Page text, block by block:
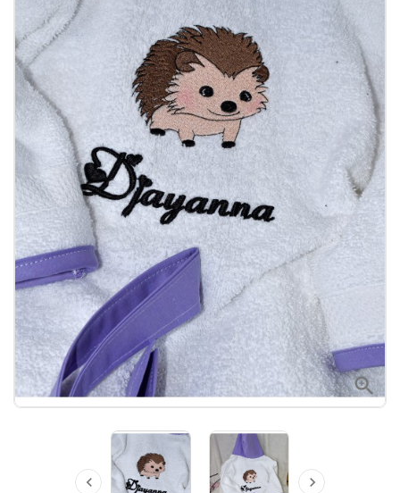

 